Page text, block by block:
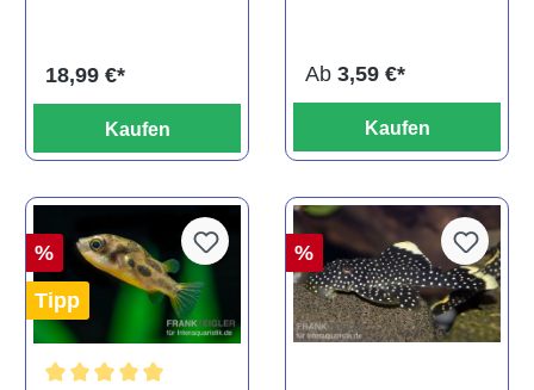
18,99 €*
Kaufen
Ab 3,59 €*
Kaufen
%
Tipp
%